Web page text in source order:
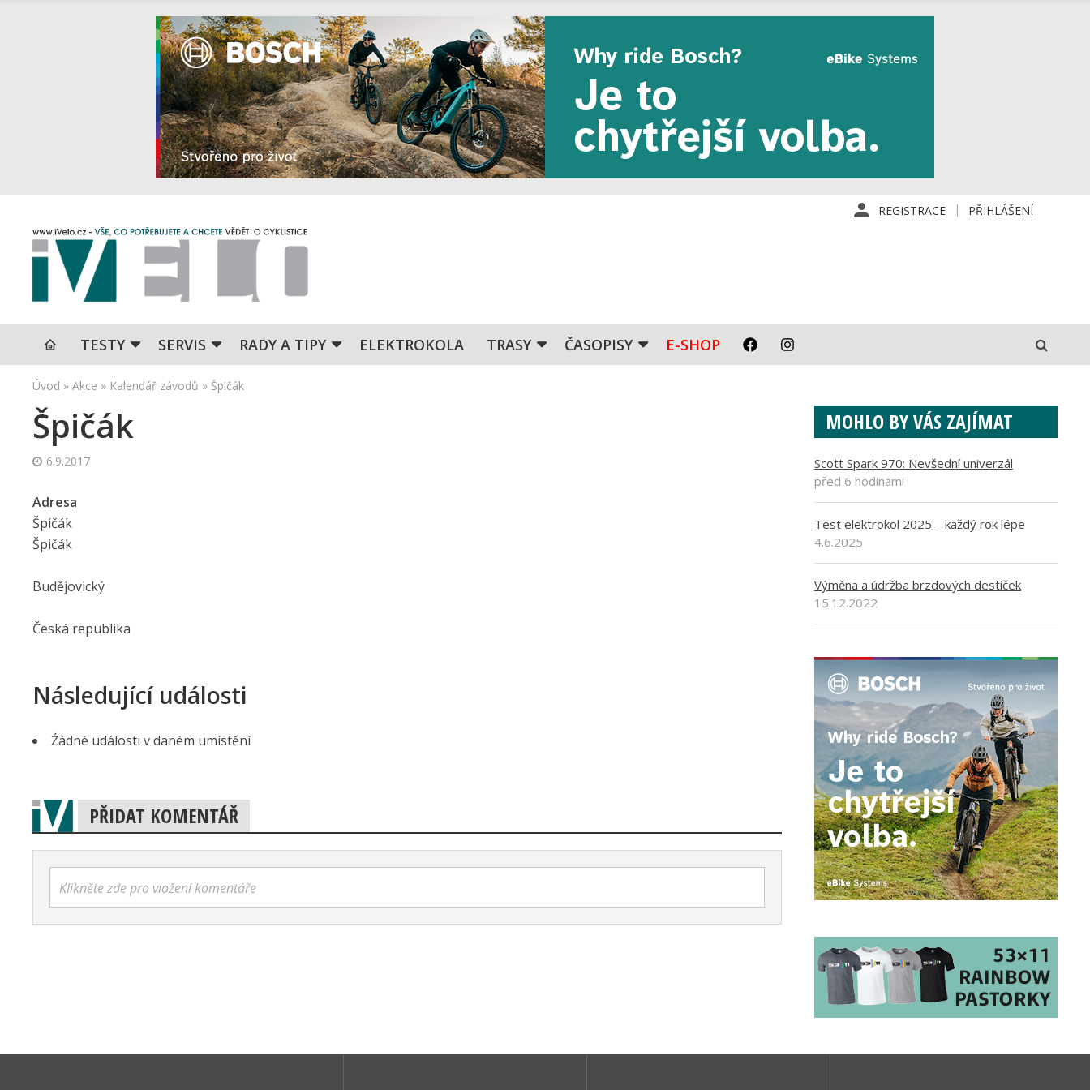
REGISTRACE PŘIHLÁŠENÍ
TESTY SERVIS RADY A TIPY ELEKTROKOLA TRASY ČASOPISY E-SHOP
Úvod » Akce » Kalendář závodů » Špičák
Špičák
6.9.2017
Adresa
Špičák
Špičák
Budějovický
Česká republika
Následující události
Źádné události v daném umístění
PŘIDAT KOMENTÁŘ
Klikněte zde pro vložení komentáře
MOHLO BY VÁS ZAJÍMAT
Scott Spark 970: Nevšední univerzál
před 6 hodinami
Test elektrokol 2025 – každý rok lépe
4.6.2025
Výměna a údržba brzdových destiček
15.12.2022